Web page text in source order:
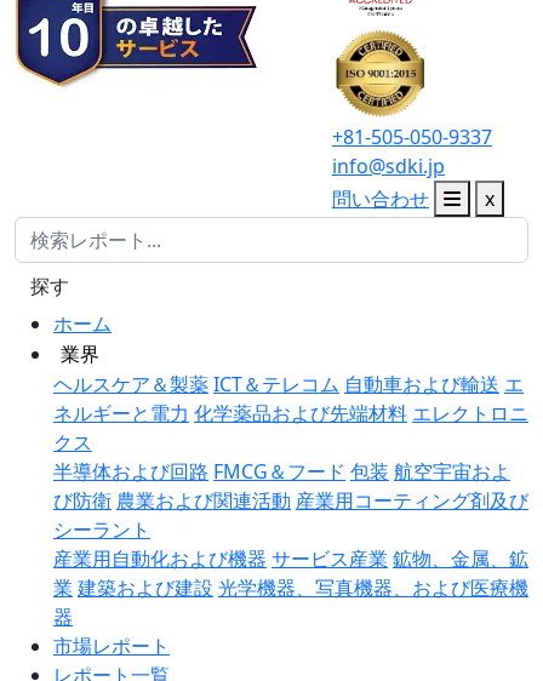
+81-505-050-9337
info@sdki.jp
問い合わせ
x
ホーム
業界
ヘルスケア＆製薬ICT＆テレコム 自動車および輸送 エ
ネルギーと電力 化学薬品および先端材料 エレクトロニ
クス
半導体および回路 FMCG＆フード 包装 航空宇宙およ
び防衛 農業および関連活動 産業用コーティング剤及び
シーラント
産業用自動化および機器 サービス産業 鉱物、金属、鉱
業 建築および建設 光学機器、写真機器、および医療機
器
市場レポート
レポート一覧
探す